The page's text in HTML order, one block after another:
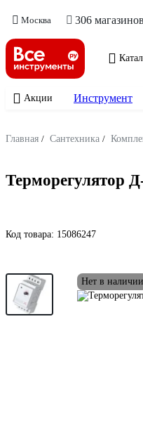
Москва 306 магазинов
Акции Инструмент
Главная / Сантехника /
Терморегулятор
Код товара: 15086247
Нет в наличии